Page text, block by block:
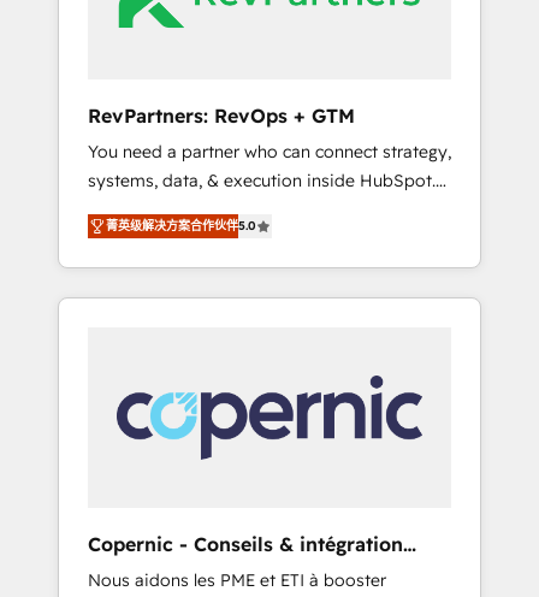
drive adoption from week one, in your time
from any legacy CRM. Zero downtime, full
data integrity. ➤ Implementation: Configure
HubSpot to run your revenue process. Sales,
marketing, and service wired together. ➤ AI
and Integrations: Layer Breeze AI, custom
agents, and APIs to remove manual work. ➤
Ongoing Management: Monthly tune-ups,
portal? We are built for the work.
RevPartners: RevOps + GTM
You need a partner who can connect strategy,
systems, data, & execution inside HubSpot.
We bridge the gap where most agencies fall
short by combining GTM strategy with
technical execution to solve the right
problem with the right solution. As the only
our clients gain a unique advantage in CRM
architecture, pipeline generation, data
intelligence, and go-to-market execution.
days ⚡ - Global: 75+ RPers across five
continents 🌐 - Scale: Largest organically
菁英级解决方案合作伙伴5.0
Copernic - Conseils & intégration
HubSpot
Nous aidons les PME et ETI à booster